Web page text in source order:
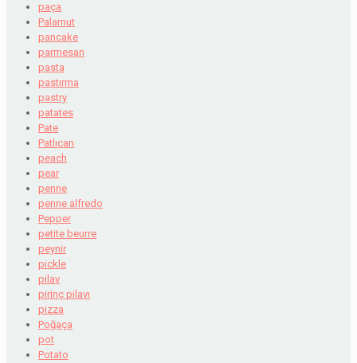
paça
Palamut
pancake
parmesan
pasta
pastırma
pastry
patates
Pate
Patlıcan
peach
pear
penne
penne alfredo
Pepper
petite beurre
peynir
pickle
pilav
pirinç pilavı
pizza
Poğaça
pot
Potato